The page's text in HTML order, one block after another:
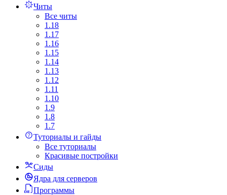
Читы
Все читы
1.18
1.17
1.16
1.15
1.14
1.13
1.12
1.11
1.10
1.9
1.8
1.7
Туториалы и гайды
Все туториалы
Красивые постройки
Сиды
Ядра для серверов
Программы